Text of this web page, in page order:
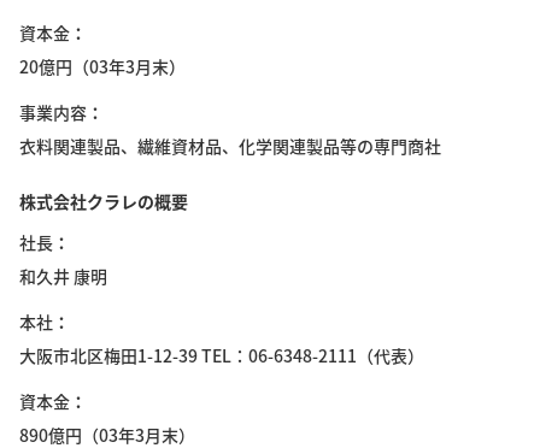
資本金
20億円（03年3月末）
事業内容
衣料関連製品、繊維資材品、化学関連製品等の専門商社
株式会社クラレの概要
社長
和久井 康明
本社
大阪市北区梅田1-12-39 TEL：06-6348-2111（代表）
資本金
890億円（03年3月末）